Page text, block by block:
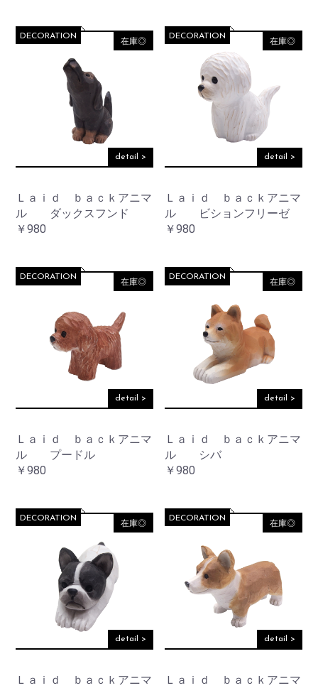
在庫◎
detail >
Ｌａｉｄ ｂａｃｋアニマ
ル ダックスフンド
DECORATION
￥980
在庫◎
detail >
Ｌａｉｄ ｂａｃｋアニマ
ル ビションフリーゼ
DECORATION
￥980
在庫◎
detail >
Ｌａｉｄ ｂａｃｋアニマ
ル プードル
DECORATION
￥980
在庫◎
detail >
Ｌａｉｄ ｂａｃｋアニマ
ル シバ
DECORATION
￥980
在庫◎
detail >
Ｌａｉｄ ｂａｃｋアニマ
DECORATION 在庫◎
detail >
Ｌａｉｄ ｂａｃｋアニマ
DECORATION